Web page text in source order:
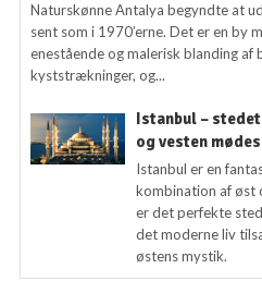
Naturskønne Antalya begyndte at
sent som i 1970’erne. Det er en by
enestående og malerisk blanding af
kyststrækninger, og...
Istanbul –
og vesten mødes
Istanbul er en
kombination af øst
er det perfekte
det moderne liv
østens mystik.